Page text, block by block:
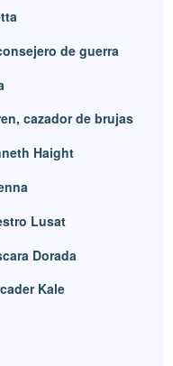
de guerra
cazador de brujas
Haight
Lusat
Dorada
Kale